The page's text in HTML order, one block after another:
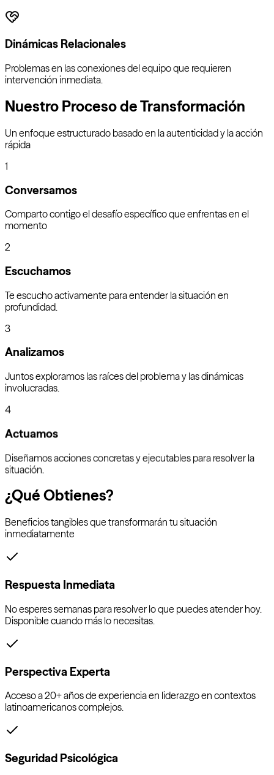
Dinámicas Relacionales
Problemas en las conexiones del equipo que requieren
intervención inmediata.
Nuestro Proceso de Transformación
Un enfoque estructurado basado en la autenticidad y la acción
rápida
1
Conversamos
Comparto contigo el desafío específico que enfrentas en el
momento
2
Escuchamos
Te escucho activamente para entender la situación en
profundidad.
3
Analizamos
Juntos exploramos las raíces del problema y las dinámicas
involucradas.
4
Actuamos
Diseñamos acciones concretas y ejecutables para resolver la
situación.
¿Qué Obtienes?
Beneficios tangibles que transformarán tu situación
inmediatamente
Respuesta Inmediata
No esperes semanas para resolver lo que puedes atender hoy.
Disponible cuando más lo necesitas.
Perspectiva Experta
Acceso a 20+ años de experiencia en liderazgo en contextos
latinoamericanos complejos.
Seguridad Psicológica